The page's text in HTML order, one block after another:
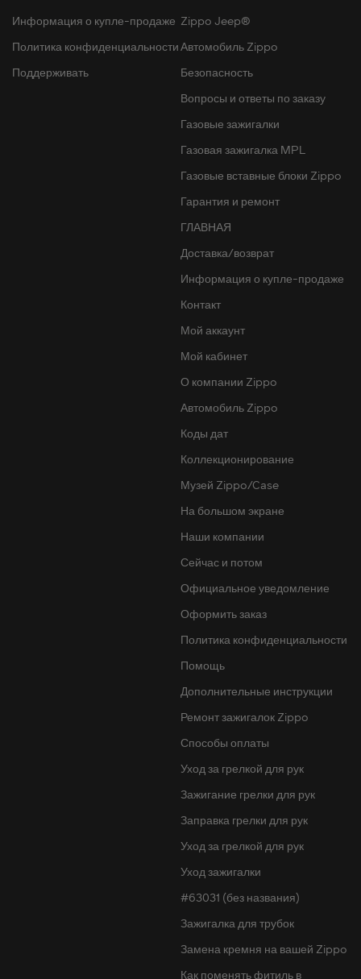
Информация о купле-продаже
Политика конфиденциальности
Поддерживать
Zippo Jeep®
Автомобиль Zippo
Безопасность
Вопросы и ответы по заказу
Газовые зажигалки
Газовая зажигалка MPL
Газовые вставные блоки Zippo
Гарантия и ремонт
ГЛАВНАЯ
Доставка/возврат
Информация о купле-продаже
Контакт
Мой аккаунт
Мой кабинет
О компании Zippo
Автомобиль Zippo
Коды дат
Коллекционирование
Музей Zippo/Case
На большом экране
Наши компании
Сейчас и потом
Официальное уведомление
Оформить заказ
Политика конфиденциальности
Помощь
Дополнительные инструкции
Ремонт зажигалок Zippo
Способы оплаты
Уход за грелкой для рук
Зажигание грелки для рук
Заправка грелки для рук
Уход за грелкой для рук
Уход зажигалки
#63031 (без названия)
Зажигалка для трубок
Замена кремня на вашей Zippo
Как поменять фитиль в